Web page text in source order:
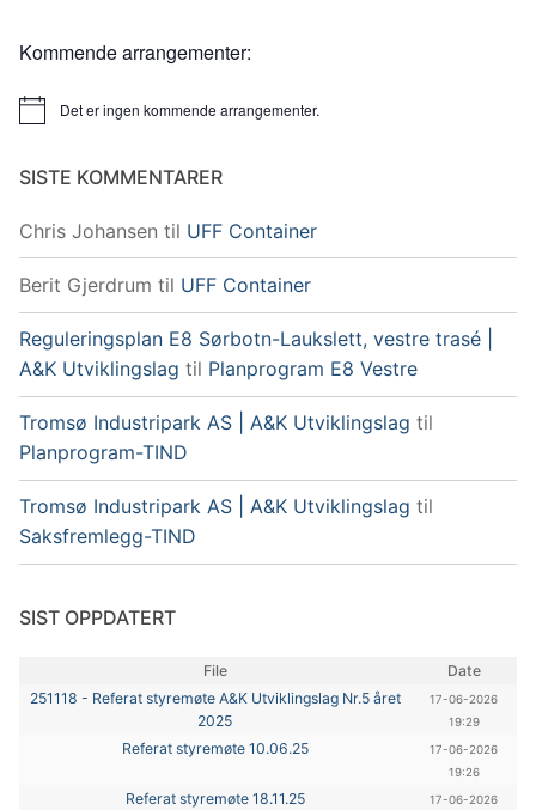
Kommende arrangementer:
MerknadDet er ingen kommende arrangementer.
SISTE KOMMENTARER
Chris Johansen til UFF Container
Berit Gjerdrum til UFF Container
Reguleringsplan E8 Sørbotn-Laukslett, vestre trasé |
A&K Utviklingslag til Planprogram E8 Vestre
Tromsø Industripark AS | A&K Utviklingslag til
Planprogram-TIND
Tromsø Industripark AS | A&K Utviklingslag til
Saksfremlegg-TIND
SIST OPPDATERT
File
Date
251118 - Referat styremøte A&K Utviklingslag Nr.5 året
2025
17-06-2026
19:29
Referat styremøte 10.06.25
17-06-2026
19:26
Referat styremøte 18.11.25
17-06-2026